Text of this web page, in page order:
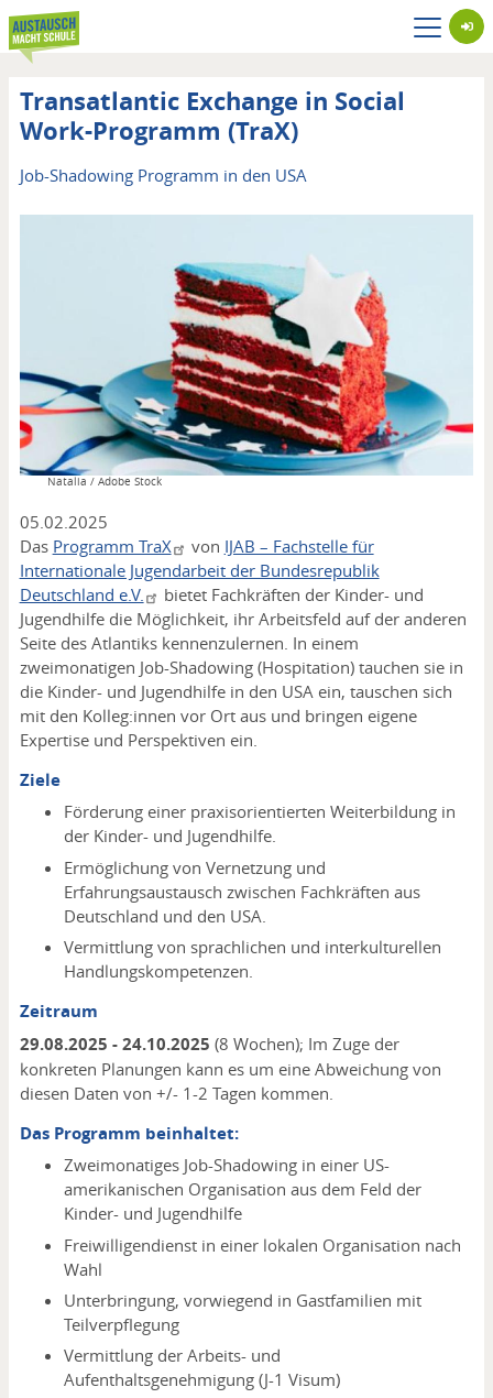
Direkt
zum
Inhalt
Transatlantic Exchange in Social
Work-Programm (TraX)
Untertitel
Job-Shadowing Programm in den USA
Copyright
Natalia / Adobe Stock
05.02.2025
Das Programm TraX von IJAB – Fachstelle für
Internationale Jugendarbeit der Bundesrepublik
Deutschland e.V.
bietet Fachkräften der Kinder- und
Jugendhilfe die Möglichkeit, ihr Arbeitsfeld auf der anderen
Seite des Atlantiks kennenzulernen. In einem
zweimonatigen Job-Shadowing (Hospitation) tauchen sie in
die Kinder- und Jugendhilfe in den USA ein, tauschen sich
mit den Kolleg:innen vor Ort aus und bringen eigene
Expertise und Perspektiven ein.
Ziele
Förderung einer praxisorientierten Weiterbildung in
der Kinder- und Jugendhilfe.
Ermöglichung von Vernetzung und
Erfahrungsaustausch zwischen Fachkräften aus
Deutschland und den USA.
Vermittlung von sprachlichen und interkulturellen
Handlungskompetenzen.
Zeitraum
29.08.2025 - 24.10.2025 (8 Wochen); Im Zuge der
konkreten Planungen kann es um eine Abweichung von
diesen Daten von +/- 1-2 Tagen kommen.
Das Programm beinhaltet:
Zweimonatiges Job-Shadowing in einer US-
amerikanischen Organisation aus dem Feld der
Kinder- und Jugendhilfe
Freiwilligendienst in einer lokalen Organisation nach
Wahl
Unterbringung, vorwiegend in Gastfamilien mit
Teilverpflegung
Vermittlung der Arbeits- und
Aufenthaltsgenehmigung (J-1 Visum)